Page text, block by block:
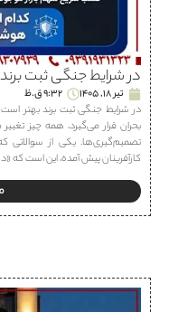
در شرایط جنگی ثبت
تیر 18, 1405
9:32 ق.ظ
در شرایط جنگی ثبت برند بهتر
بحران قرار می‌گیرد، همه چیز
تصمیم‌گیری‌ها. یکی از سوالاتی
کارآفرینان پیش آمده، این است که